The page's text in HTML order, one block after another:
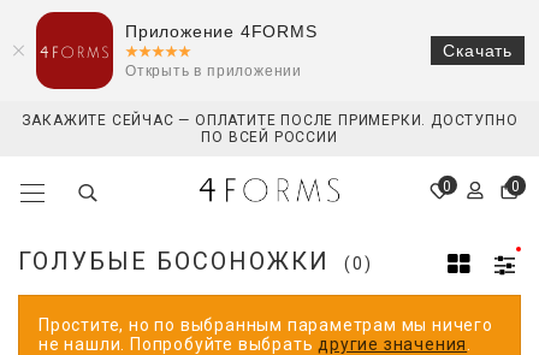
ЗАКАЖИТЕ СЕЙЧАС — ОПЛАТИТЕ ПОСЛЕ ПРИМЕРКИ. ДОСТУПНО
ПО ВСЕЙ РОССИИ
0 0
ГОЛУБЫЕ БОСОНОЖКИ (0)
Простите, но по выбранным параметрам мы ничего
не нашли. Попробуйте выбрать другие значения
Приложение 4FORMS
Открыть в приложении
Скачать